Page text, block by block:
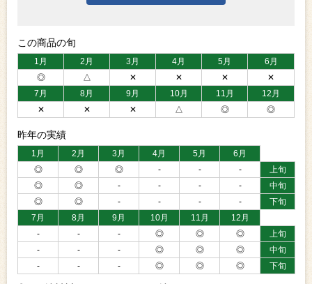
この商品の旬
1月 2月 3月 4月 5月
6月
◎
△ ✕ ✕ ✕
✕
7月
8月 9月 10月 11月
12月
✕
✕ ✕ △ ◎ ◎
昨年の実績
1月 2月 3月 4月 5月
6月
◎
◎ ◎ - - -
上旬
◎
◎ - - - -
中旬
◎
◎ - - - -
下旬
7月
8月 9月 10月 11月
12月
-
- - ◎ ◎ ◎
上旬
-
- - ◎ ◎ ◎
中旬
-
- - ◎ ◎ ◎ 下旬